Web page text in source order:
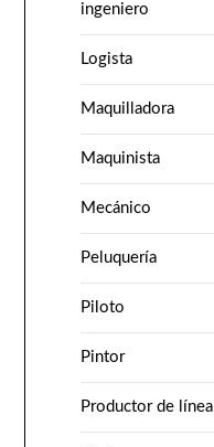
ingeniero
Logista
Maquilladora
Maquinista
Mecánico
Peluquería
Piloto
Pintor
Productor de línea